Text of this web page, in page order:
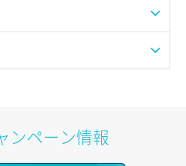
ム指定）
ンペーン情報